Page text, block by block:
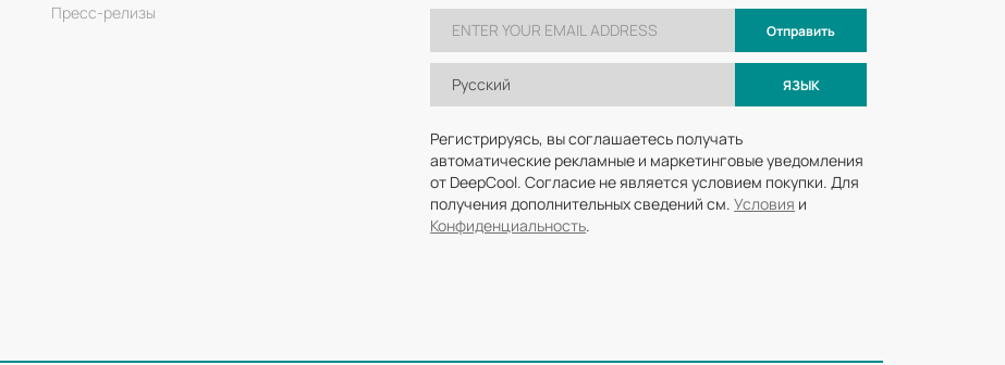
Пресс-релизы
Отправить
Русский ЯЗЫК
Регистрируясь, вы соглашаетесь получать
автоматические рекламные и маркетинговые уведомления
от DeepCool. Согласие не является условием покупки. Для
получения дополнительных сведений см.Условия и
Конфиденциальность.